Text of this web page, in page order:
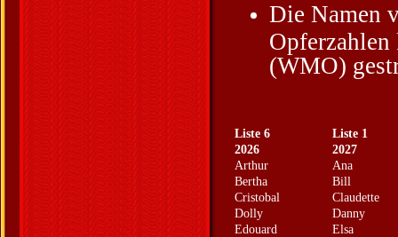
Die Namen
(WMO)
Liste 6
Liste 1
2026
2027
Arthur
Ana
Bertha
Bill
Cristobal
Claudette
Dolly
Danny
Edouard
Elsa